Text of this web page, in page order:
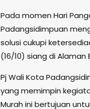
Pada momen Hari
Padangsidimpuan
solusi cukupi
(16/10) siang di Alaman
Pj Wali Kota
yang memimpin
Murah ini bertujuan